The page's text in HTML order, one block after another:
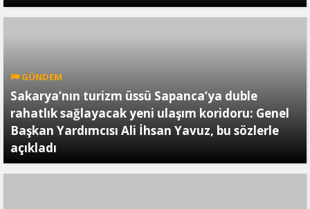
GÜNDEM
Sakarya’nın turizm üssü Sapanca’ya duble
rahatlık sağlayacak yeni ulaşım koridoru: Genel
Başkan Yardımcısı Ali İhsan Yavuz, bu sözlerle
açıkladı